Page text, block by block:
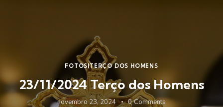
FOTOS|TERÇO DOS HOMENS
23/11/2024 Terço dos Homens
novembro 23, 2024 0 Comments